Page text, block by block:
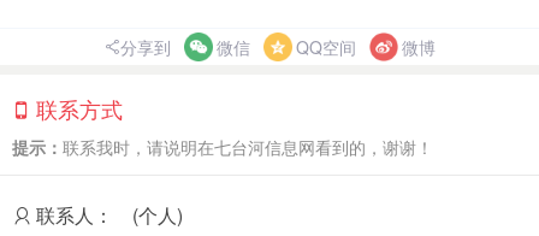
分享到 微信 QQ空间 微博
联系方式
提示： 联系我时，请说明在七台河信息网看到的，谢谢！
联系人：
(个人)